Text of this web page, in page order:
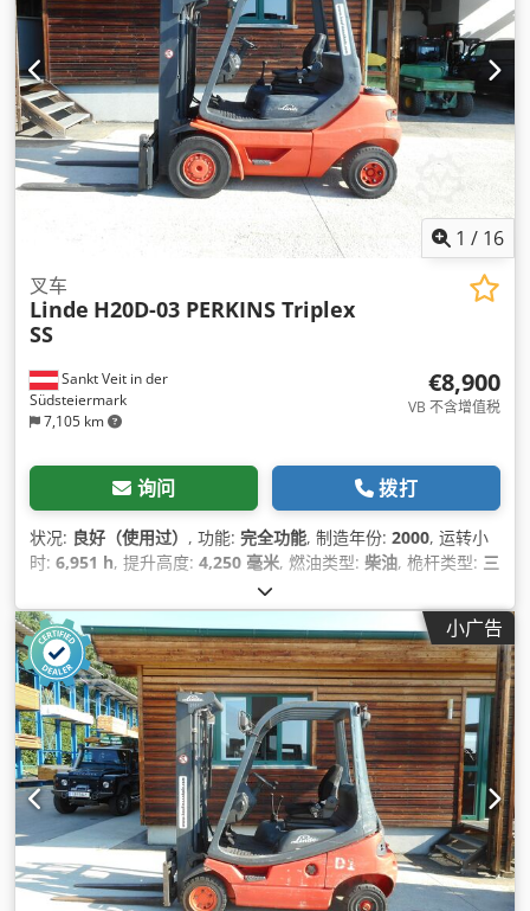
1 / 16
Sankt Veit in der
Südsteiermark
7,105 km
叉车
Linde H20D-03 PERKINS Triplex
SS
€8,900
VB 不含增值税
询问 拨打
状况: 良好（使用过） , 功能: 完全功能, 制造年份: 2000, 运转小
时: 6,951 h, 提升高度: 4,250 毫米, 燃油类型: 柴油, 桅杆类型: 三
35 千瓦 (47.59 马力)
Perkins, 设备:侧移, 托盘叉, 拖车连接装置, 照明,
小广告